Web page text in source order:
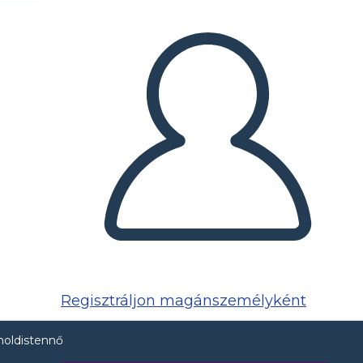
Regisztráljon magánszemélyként